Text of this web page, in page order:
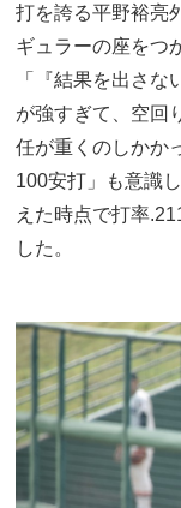
打を誇る平野裕亮
ギュラーの座をつ
「『結果を出さ
が強すぎて、空回
任が重くのしかか
100安打」も意識
えた時点で打率
した。